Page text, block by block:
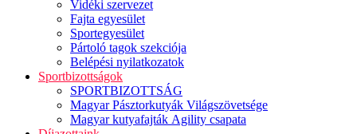
Vidéki szervezet
Fajta egyesület
Sportegyesület
Pártoló tagok szekciója
Belépési nyilatkozatok
Sportbizottságok
SPORTBIZOTTSÁG
Magyar Pásztorkutyák Világszövetsége
Magyar kutyafajták Agility csapata